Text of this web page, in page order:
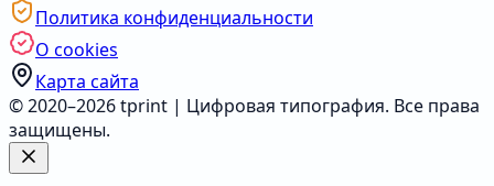
Политика конфиденциальности
О cookies
Карта сайта
© 2020–2026 tprint | Цифровая типография. Все права
защищены.